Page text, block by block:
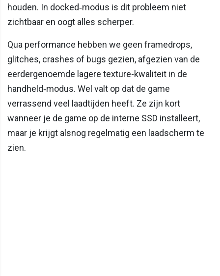
houden. In docked‑modus is dit probleem niet
zichtbaar en oogt alles scherper.
Qua performance hebben we geen framedrops,
glitches, crashes of bugs gezien, afgezien van de
eerdergenoemde lagere texture-kwaliteit in de
handheld‑modus. Wel valt op dat de game
verrassend veel laadtijden heeft. Ze zijn kort
wanneer je de game op de interne SSD installeert,
maar je krijgt alsnog regelmatig een laadscherm te
zien.